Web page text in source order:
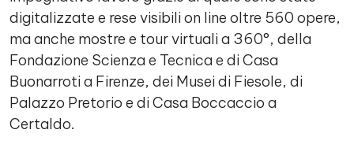
digitalizzate e rese visibili on line oltre 560 opere,
ma anche mostre e tour virtuali a 360°, della
Fondazione Scienza e Tecnica e di Casa
Buonarroti a Firenze, dei Musei di Fiesole, di
Palazzo Pretorio e di Casa Boccaccio a
Certaldo.